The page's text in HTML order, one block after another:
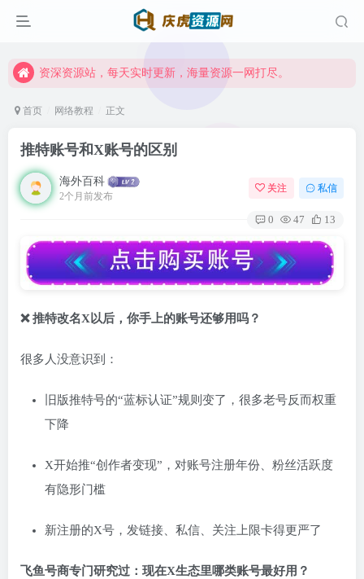
资深资源站，每天实时更新，海量资源一网打尽。
【启明网】找项目 + 低成本创业 + 减少信息差 + 见识各种项目 + 提升网创认知。
资深资源站，每天实时更新，海量资源一网打尽。
首页 网络教程 正文
推特账号和X账号的区别
海外百科
2个月前发布
关注 私信
0 47 13
❌ 推特改名X以后，你手上的账号还够用吗？
很多人没意识到：
旧版推特号的“蓝标认证”规则变了，很多老号反而权重
下降
X开始推“创作者变现”，对账号注册年份、粉丝活跃度
有隐形门槛
新注册的X号，发链接、私信、关注上限卡得更严了
飞鱼号商专门研究过：现在X生态里哪类账号最好用？